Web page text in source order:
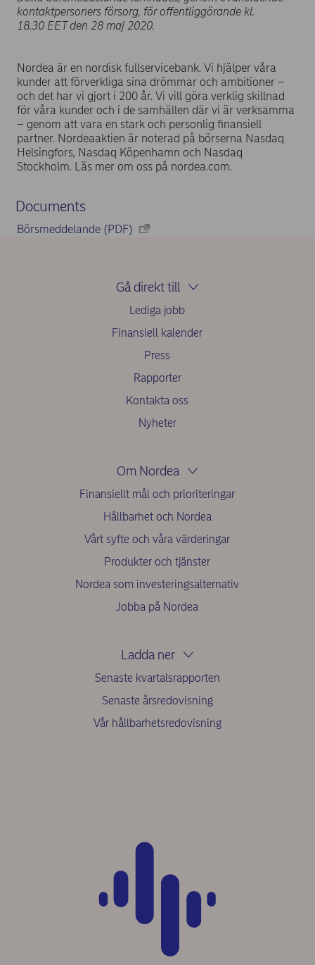
kontaktpersoners försorg, för offentliggörande kl.
18.30 EET den 28 maj 2020.
Nordea är en nordisk fullservicebank. Vi hjälper våra
kunder att förverkliga sina drömmar och ambitioner –
och det har vi gjort i 200 år. Vi vill göra verklig skillnad
för våra kunder och i de samhällen där vi är verksamma
– genom att vara en stark och personlig finansiell
partner. Nordeaaktien är noterad på börserna Nasdaq
Helsingfors, Nasdaq Köpenhamn och Nasdaq
Stockholm. Läs mer om oss på nordea.com.
Documents
Börsmeddelande (PDF)
Gå direkt till
Lediga jobb
Finansiell kalender
Press
Rapporter
Kontakta oss
Nyheter
Om Nordea
Finansiellt mål och prioriteringar
Hållbarhet och Nordea
Vårt syfte och våra värderingar
Produkter och tjänster
Nordea som investeringsalternativ
Jobba på Nordea
Ladda ner
Senaste kvartalsrapporten
Senaste årsredovisning
Vår hållbarhetsredovisning